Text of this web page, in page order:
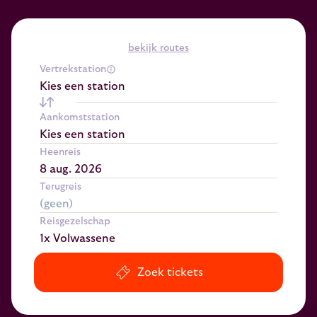
bekijk routes
Vertrekstation
Kies een station
Aankomststation
Kies een station
Heenreis
Terugreis
Reisgezelschap
1x Volwassene
Zoek tickets